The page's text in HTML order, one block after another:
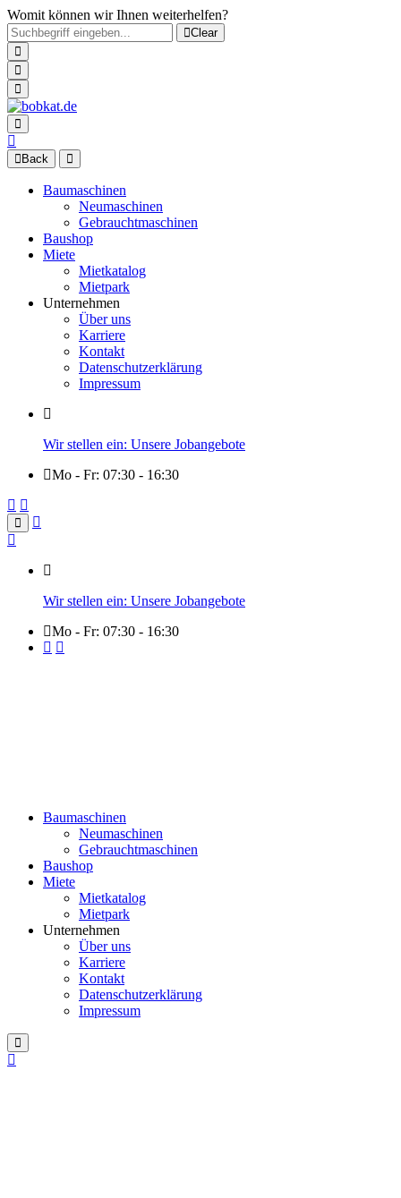
Womit können wir Ihnen weiterhelfen?
Clear
Back
Baumaschinen
Neumaschinen
Gebrauchtmaschinen
Baushop
Miete
Mietkatalog
Mietpark
Unternehmen
Über uns
Karriere
Kontakt
Datenschutzerklärung
Impressum
Wir stellen ein: Unsere Jobangebote
Mo - Fr: 07:30 - 16:30
Wir stellen ein: Unsere Jobangebote
Mo - Fr: 07:30 - 16:30
Baumaschinen
Neumaschinen
Gebrauchtmaschinen
Baushop
Miete
Mietkatalog
Mietpark
Unternehmen
Über uns
Karriere
Kontakt
Datenschutzerklärung
Impressum